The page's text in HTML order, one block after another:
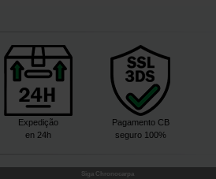
Expedição
en 24h
Pagamento CB
seguro 100%
Siga Chronocarpa